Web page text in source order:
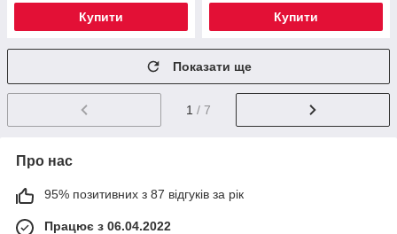
Купити Купити
Показати ще
1 / 7
Про нас
95% позитивних з 87 відгуків за рік
Працює з 06.04.2022